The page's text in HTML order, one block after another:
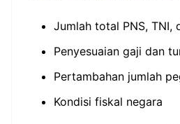
Jumlah total PNS, TNI,
Penyesuaian gaji dan
Pertambahan jumlah
Kondisi fiskal negara